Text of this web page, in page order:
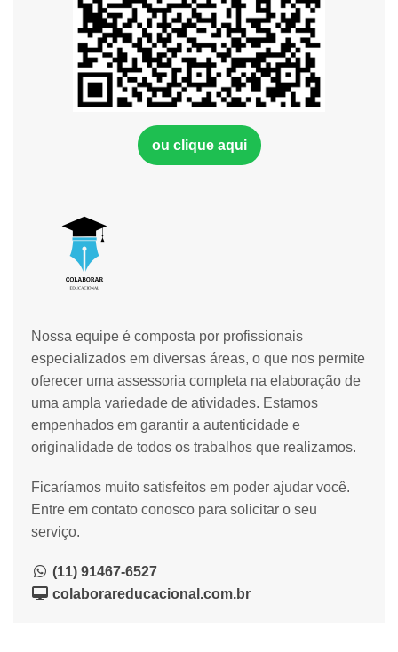
Nossa equipe é composta por profissionais
especializados em diversas áreas, o que nos permite
oferecer uma assessoria completa na elaboração de
uma ampla variedade de atividades. Estamos
empenhados em garantir a autenticidade e
originalidade de todos os trabalhos que realizamos.
Ficaríamos muito satisfeitos em poder ajudar você.
Entre em contato conosco para solicitar o seu
serviço.
(11) 91467-6527
colaborareducacional.com.br
ou clique aqui